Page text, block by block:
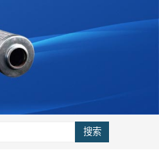
搜索